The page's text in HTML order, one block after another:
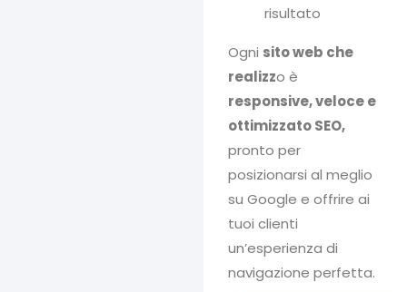
risultato
Ogni sito web che
realizzo è
responsive, veloce e
ottimizzato SEO,
pronto per
posizionarsi al meglio
su Google e offrire ai
tuoi clienti
un’esperienza di
navigazione perfetta.